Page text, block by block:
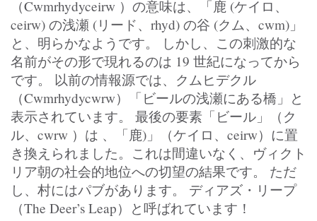
（Cwmrhydyceirw ）の意味は、「鹿 (ケイロ、
ceirw) の浅瀬 (リード、rhyd) の谷 (クム、cwm)」
と、明らかなようです。 しかし、この刺激的な
名前がその形で現れるのは 19 世紀になってから
です。 以前の情報源では、クムヒデクル
（Cwmrhydycwrw）「ビールの浅瀬にある橋」と
表示されています。 最後の要素「ビール」（ク
ル、cwrw ）は 、「鹿)」（ケイロ、ceirw）に置
き換えられました。これは間違いなく、ヴィクト
リア朝の社会的地位への切望の結果です。 ただ
し、村にはパブがあります。 ディアズ・リープ
（The Deer’s Leap）と呼ばれています！